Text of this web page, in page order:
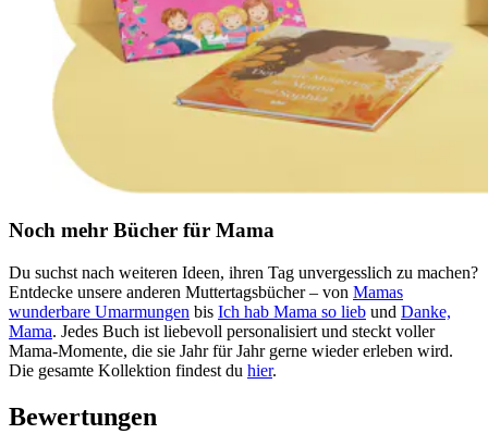
Noch mehr Bücher für Mama
Du suchst nach weiteren Ideen, ihren Tag unvergesslich zu machen?
Entdecke unsere anderen Muttertagsbücher – von Mamas
wunderbare Umarmungen bis Ich hab Mama so lieb und Danke,
Mama. Jedes Buch ist liebevoll personalisiert und steckt voller
Mama-Momente, die sie Jahr für Jahr gerne wieder erleben wird.
Die gesamte Kollektion findest du hier.
Bewertungen